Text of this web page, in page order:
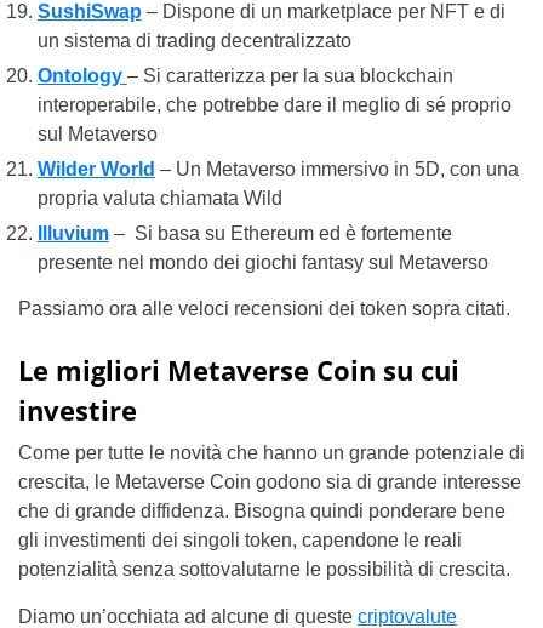
SushiSwap– Dispone di un marketplace per NFT e di
un sistema di trading decentralizzato
Ontology – Si caratterizza per la sua blockchain
interoperabile, che potrebbe dare il meglio di sé proprio
sul Metaverso
Wilder World – Un Metaverso immersivo in 5D, con una
propria valuta chiamata Wild
Illuvium– Si basa su Ethereum ed è fortemente
presente nel mondo dei giochi fantasy sul Metaverso
Passiamo ora alle veloci recensioni dei token sopra citati.
Le migliori Metaverse Coin su cui
investire
Come per tutte le novità che hanno un grande potenziale di
crescita, le Metaverse Coin godono sia di grande interesse
che di grande diffidenza. Bisogna quindi ponderare bene
gli investimenti dei singoli token, capendone le reali
potenzialità senza sottovalutarne le possibilità di crescita.
Diamo un’occhiata ad alcune di queste criptovalute